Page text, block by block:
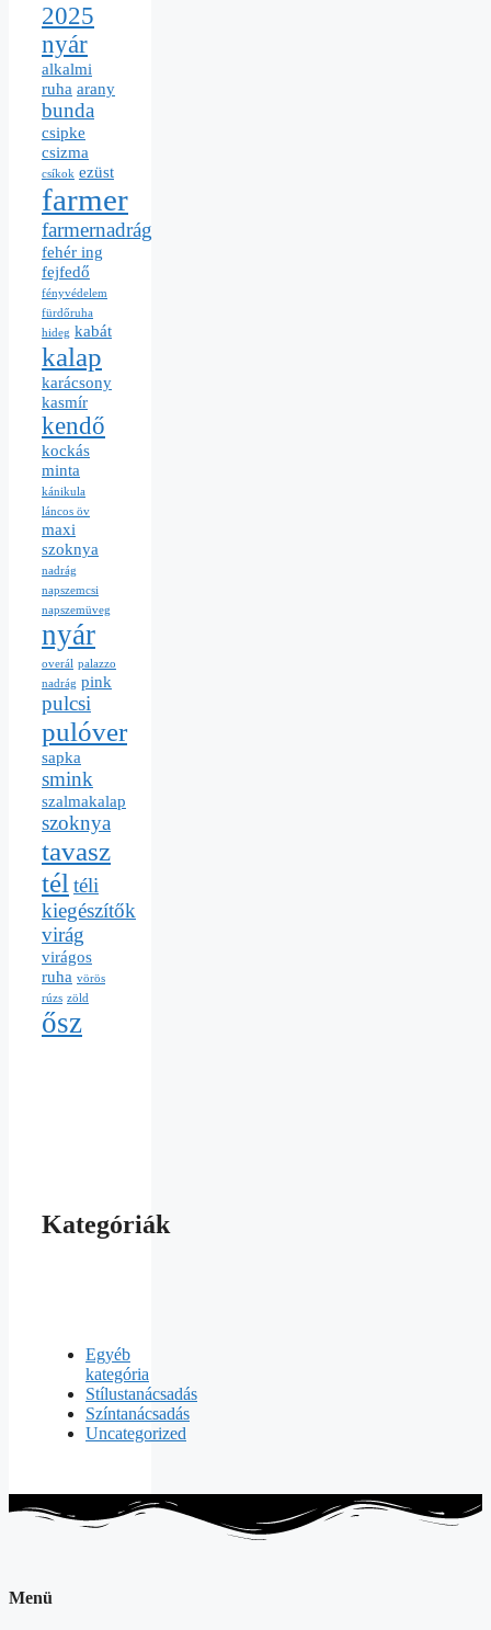
2025
nyár
alkalmi
ruha arany
bunda
csipke
csizma
csíkok ezüst
farmer
farmernadrág
fehér ing
fejfedő
fényvédelem
fürdőruha
hideg kabát
kalap
karácsony
kasmír
kendő
kockás
minta
kánikula
láncos öv
maxi
szoknya
nadrág
napszemcsi
napszemüveg
nyár
overál palazzo
nadrág pink
pulcsi
pulóver
sapka
smink
szalmakalap
szoknya
tavasz
tél téli
kiegészítők
virág
virágos
ruha vörös
rúzs zöld
ősz
Kategóriák
Egyéb
kategória
Stílustanácsadás
Színtanácsadás
Uncategorized
Menü